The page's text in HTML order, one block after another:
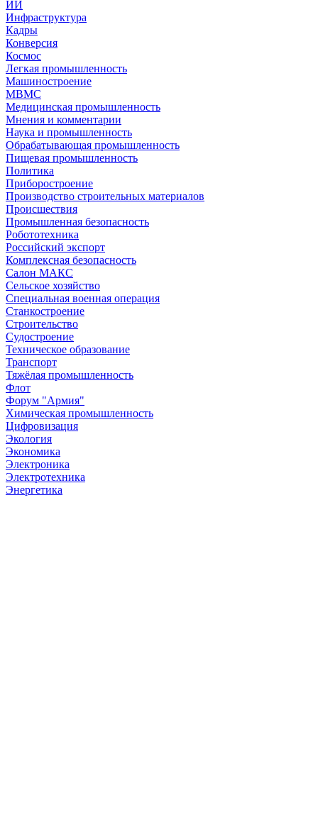
ИИ
Инфраструктура
Кадры
Конверсия
Космос
Легкая промышленность
Машиностроение
МВМС
Медицинская промышленность
Мнения и комментарии
Наука и промышленность
Обрабатывающая промышленность
Пищевая промышленность
Политика
Приборостроение
Производство строительных материалов
Происшествия
Промышленная безопасность
Робототехника
Российский экспорт
Комплексная безопасность
Салон МАКС
Сельское хозяйство
Специальная военная операция
Станкостроение
Строительство
Судостроение
Техническое образование
Транспорт
Тяжёлая промышленность
Флот
Форум "Армия"
Химическая промышленность
Цифровизация
Экология
Экономика
Электроника
Электротехника
Энергетика